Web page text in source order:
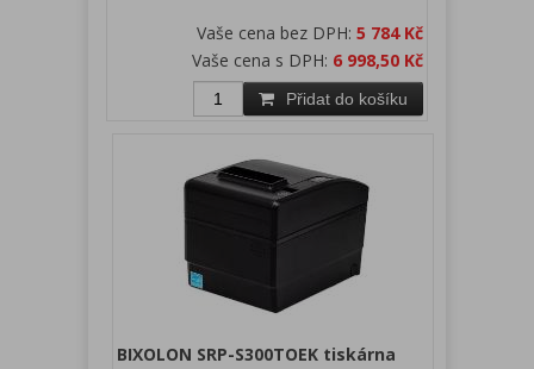
Vaše cena bez DPH: 5 784 Kč
Vaše cena s DPH: 6 998,50 Kč
Přidat do košíku
BIXOLON SRP-S300TOEK tiskárna